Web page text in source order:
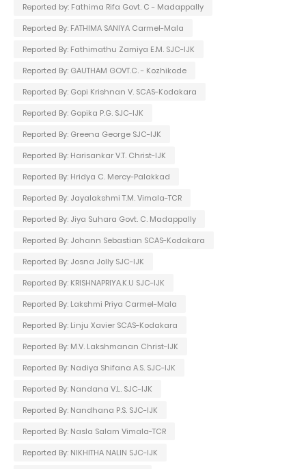
Reported by: Fathima Rifa Govt. C - Madappally
Reported By: FATHIMA SANIYA Carmel-Mala
Reported By: Fathimathu Zamiya E.M. SJC-IJK
Reported By: GAUTHAM GOVT.C. - Kozhikode
Reported By: Gopi Krishnan V. SCAS-Kodakara
Reported By: Gopika P.G. SJC-IJK
Reported By: Greena George SJC-IJK
Reported By: Harisankar V.T. Christ-IJK
Reported By: Hridya C. Mercy-Palakkad
Reported By: Jayalakshmi T.M. Vimala-TCR
Reported By: Jiya Suhara Govt. C. Madappally
Reported By: Johann Sebastian SCAS-Kodakara
Reported By: Josna Jolly SJC-IJK
Reported By: KRISHNAPRIYA.K.U SJC-IJK
Reported By: Lakshmi Priya Carmel-Mala
Reported By: Linju Xavier SCAS-Kodakara
Reported By: M.V. Lakshmanan Christ-IJK
Reported By: Nadiya Shifana A.S. SJC-IJK
Reported By: Nandana V.L. SJC-IJK
Reported By: Nandhana P.S. SJC-IJK
Reported By: Nasla Salam Vimala-TCR
Reported By: NIKHITHA NALIN SJC-IJK